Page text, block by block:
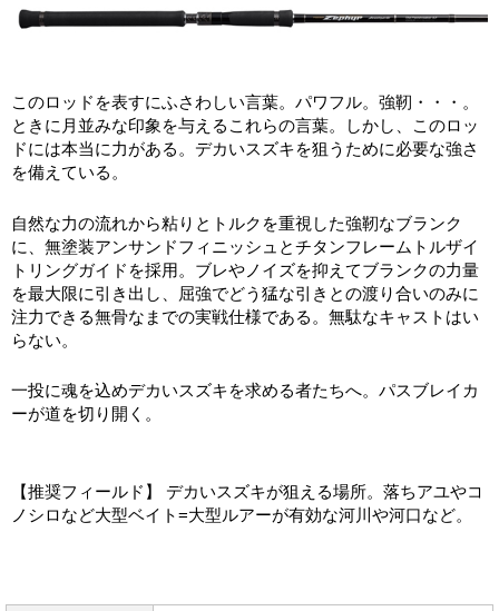
このロッドを表すにふさわしい言葉。パワフル。強靭・・・。
ときに月並みな印象を与えるこれらの言葉。しかし、このロッ
ドには本当に力がある。デカいスズキを狙うために必要な強さ
を備えている。
自然な力の流れから粘りとトルクを重視した強靭なブランク
に、無塗装アンサンドフィニッシュとチタンフレームトルザイ
トリングガイドを採用。ブレやノイズを抑えてブランクの力量
を最大限に引き出し、屈強でどう猛な引きとの渡り合いのみに
注力できる無骨なまでの実戦仕様である。無駄なキャストはい
らない。
一投に魂を込めデカいスズキを求める者たちへ。パスブレイカ
ーが道を切り開く。
【推奨フィールド】 デカいスズキが狙える場所。落ちアユやコ
ノシロなど大型ベイト=大型ルアーが有効な河川や河口など。